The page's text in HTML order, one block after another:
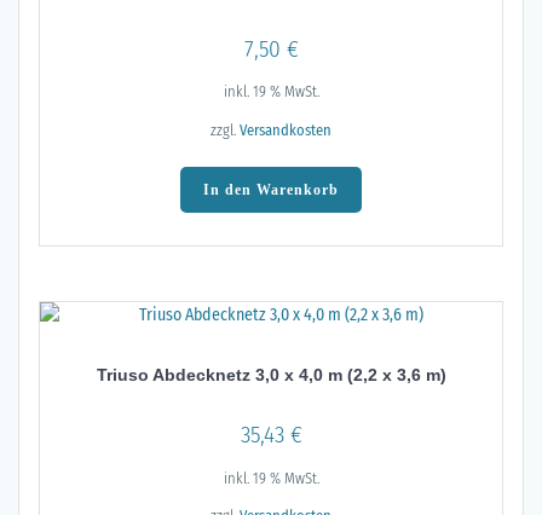
7,50 €
inkl. 19 % MwSt.
zzgl. Versandkosten
In den Warenkorb
Triuso Abdecknetz 3,0 x 4,0 m (2,2 x 3,6 m)
35,43 €
inkl. 19 % MwSt.